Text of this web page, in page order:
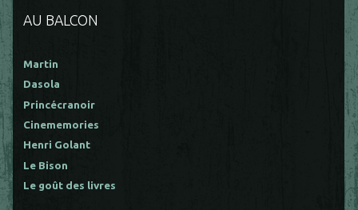
AU BALCON
Martin
Dasola
Princécranoir
Cinememories
Henri Golant
Le Bison
Le goût des livres